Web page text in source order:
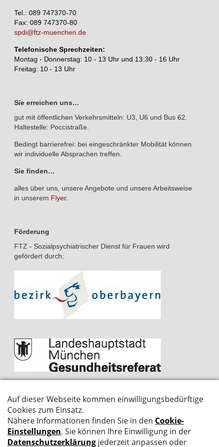
Tel.: 089 747370-70
Fax: 089 747370-80
spdi@ftz-muenchen.de
Telefonische Sprechzeiten:
Montag - Donnerstag: 10 - 13 Uhr und 13:30 - 16 Uhr
Freitag: 10 - 13 Uhr
Sie erreichen uns…
gut mit öffentlichen Verkehrsmitteln: U3, U6 und Bus 62.
Haltestelle: Poccistraße.
Bedingt barrierefrei: bei eingeschränkter Mobilität können
wir individuelle Absprachen treffen.
Sie finden…
alles über uns, unsere Angebote und unsere Arbeitsweise
in unserem Flyer.
Förderung
FTZ - Sozialpsychiatrischer Dienst für Frauen wird
gefördert durch:
Kontakt
Impressum
Cookie-Banner anzeigen